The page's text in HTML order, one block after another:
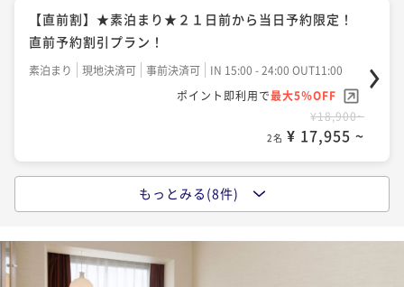
朝食付き 現地決済可 事前決済可
IN 15:00 - 25:00 OUT11:00
¥20,900~
2名 ¥ 19,855 ~
【直前割】★朝食付★～２１日前から当日予約限定！
直前予約割引プラン～
朝食付き 現地決済可 事前決済可
IN 15:00 - 24:00 OUT11:00
【直前割】★素泊まり★２１日前から当日予約限定！
直前予約割引プラン！
素泊まり 現地決済可 事前決済可
IN 15:00 - 24:00 OUT11:00
ポイント即利用で最大5％OFF
¥18,900~
2名 ¥ 17,955 ~
【シンプルステイ★素泊まり】お食事不要・お部屋の
素泊まり 現地決済可 事前決済可
もっとみる(8件)